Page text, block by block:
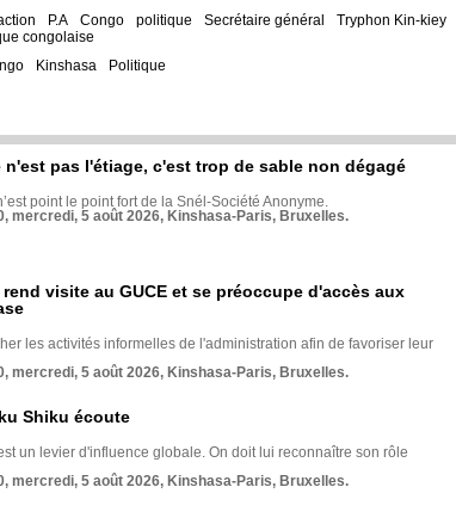
P.A Congo politique Secrétaire général
Tryphon Kin-kiey
congolaise
Kinshasa Politique
n'est pas l'étiage, c'est trop de sable non dégagé
point le point fort de la Snél-Société Anonyme.
mercredi, 5 août 2026, Kinshasa-Paris, Bruxelles.
visite au GUCE et se préoccupe d'accès aux
les activités informelles de l'administration afin de favoriser leur
mercredi, 5 août 2026, Kinshasa-Paris, Bruxelles.
Shiku écoute
un levier d'influence globale. On doit lui reconnaître son rôle
mercredi, 5 août 2026, Kinshasa-Paris, Bruxelles.